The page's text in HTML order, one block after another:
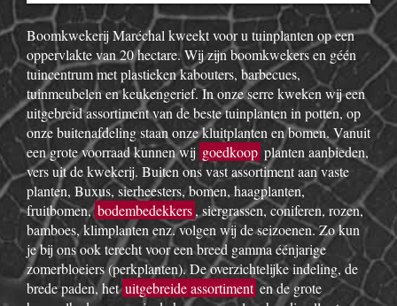
Boomkwekerij Maréchal kweekt voor u tuinplanten op een
oppervlakte van 20 hectare. Wij zijn boomkwekers en géén
tuincentrum met plastieken kabouters, barbecues,
tuinmeubelen en keukengerief. In onze serre kweken wij een
uitgebreid assortiment van de beste tuinplanten in potten, op
onze buitenafdeling staan onze kluitplanten en bomen. Vanuit
een grote voorraad kunnen wij goedkoop planten aanbieden,
vers uit de kwekerij. Buiten ons vast assortiment aan vaste
planten, Buxus, sierheesters, bomen, haagplanten,
fruitbomen,bodembedekkers, siergrassen, coniferen, rozen,
bamboes, klimplanten enz. volgen wij de seizoenen. Zo kun
je bij ons ook terecht voor een breed gamma éénjarige
zomerbloeiers (perkplanten). De overzichtelijke indeling, de
brede paden, hetuitgebreide assortiment en de grote